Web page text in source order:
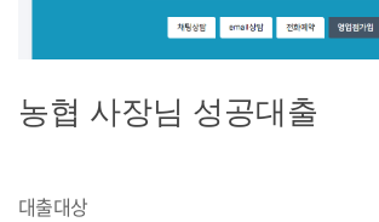
농협 사장님 성공대출
대출대상